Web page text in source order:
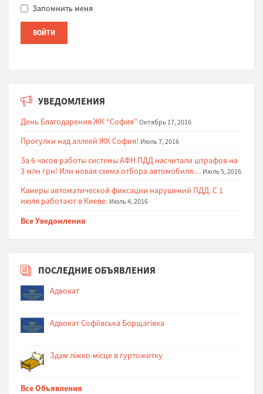
Запомнить меня
УВЕДОМЛЕНИЯ
День Благодарения ЖК “София” Октябрь 17, 2016
Прогулки над аллеей ЖК София! Июль 7, 2016
За 6 часов работы системы АФН ПДД насчитали штрафов на
3 млн грн! Или новая схема отбора автомобиля… Июль 5, 2016
Камеры автоматической фиксации нарушений ПДД. С 1
июля работают в Киеве. Июль 4, 2016
Все Уведомления
ПОСЛЕДНИЕ ОБЪЯВЛЕНИЯ
Адвокат
Адвокат Софіївська Борщагівка
Здам ліжко-місце в гуртожитку
Все Объявления